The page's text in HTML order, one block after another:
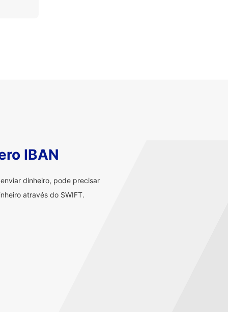
IBAN
dinheiro, pode precisar
através do SWIFT.